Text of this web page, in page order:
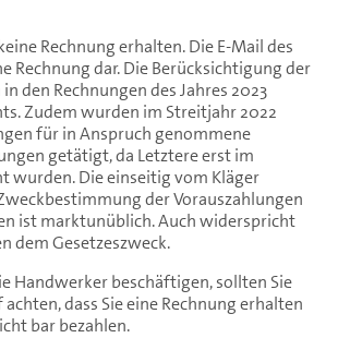
Rechnung erhalten. Die E-Mail des
Rechnung dar. Die Berücksichtigung der
den Rechnungen des Jahres 2023
Zudem wurden im Streitjahr 2022
für in Anspruch genommene
getätigt, da Letztere erst im
wurden. Die einseitig vom Kläger
der Vorauszahlungen
ist marktunüblich. Auch widerspricht
dem Gesetzeszweck.
Handwerker beschäftigen, sollten Sie
dass Sie eine Rechnung erhalten
bar bezahlen.